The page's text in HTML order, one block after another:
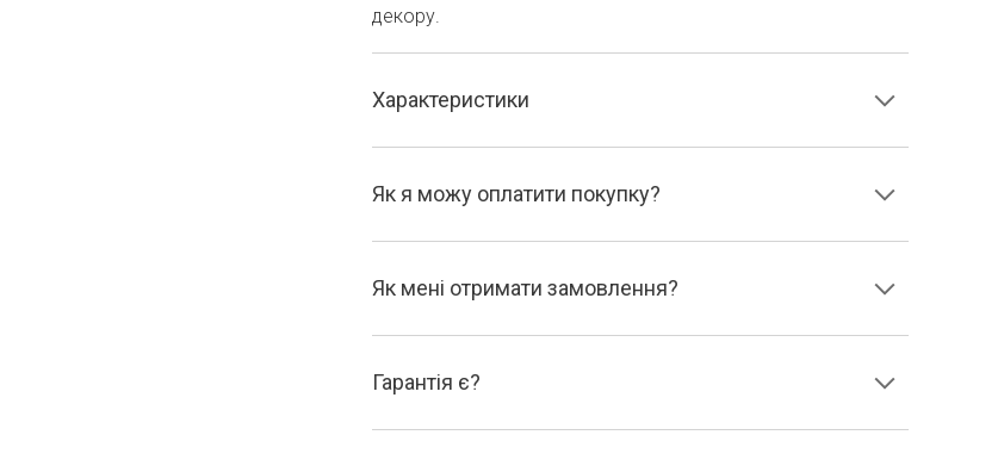
декору.
Характеристики
Як я можу оплатити покупку?
Як мені отримати замовлення?
Гарантія є?